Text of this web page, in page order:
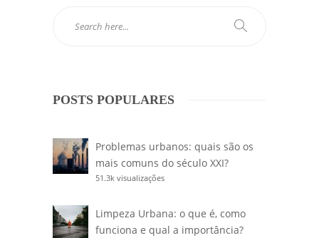
POSTS POPULARES
Problemas urbanos: quais são os
mais comuns do século XXI?
51.3k visualizações
Limpeza Urbana: o que é, como
funciona e qual a importância?